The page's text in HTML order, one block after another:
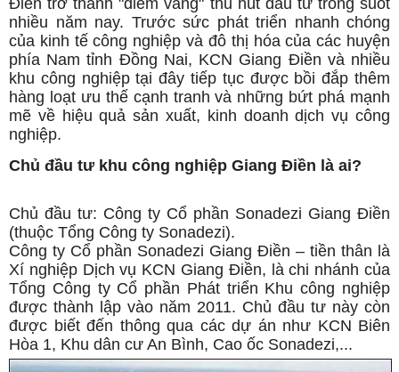
Điền trở thành "điểm vàng" thu hút đầu tư trong suốt
nhiều năm nay. Trước sức phát triển nhanh chóng
của kinh tế công nghiệp và đô thị hóa của các huyện
phía Nam tỉnh Đồng Nai, KCN Giang Điền và nhiều
khu công nghiệp tại đây tiếp tục được bồi đắp thêm
hàng loạt ưu thế cạnh tranh và những bứt phá mạnh
mẽ về hiệu quả sản xuất, kinh doanh dịch vụ công
nghiệp.
Chủ đầu tư khu công nghiệp Giang Điền là ai?
Chủ đầu tư: Công ty Cổ phần Sonadezi Giang Điền
(thuộc Tổng Công ty Sonadezi).
Công ty Cổ phần Sonadezi Giang Điền – tiền thân là
Xí nghiệp Dịch vụ KCN Giang Điền, là chi nhánh của
Tổng Công ty Cổ phần Phát triển Khu công nghiệp
được thành lập vào năm 2011. Chủ đầu tư này còn
được biết đến thông qua các dự án như KCN Biên
Hòa 1, Khu dân cư An Bình, Cao ốc Sonadezi,...